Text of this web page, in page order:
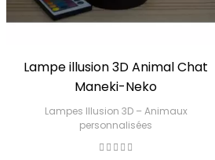
Lampe illusion 3D Animal Chat
Maneki-Neko
Lampes Illusion 3D – Animaux
personnalisées